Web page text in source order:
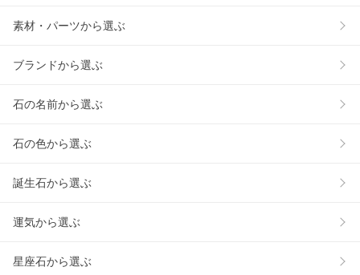
素材・パーツから選ぶ
ブランドから選ぶ
石の名前から選ぶ
石の色から選ぶ
誕生石から選ぶ
運気から選ぶ
星座石から選ぶ